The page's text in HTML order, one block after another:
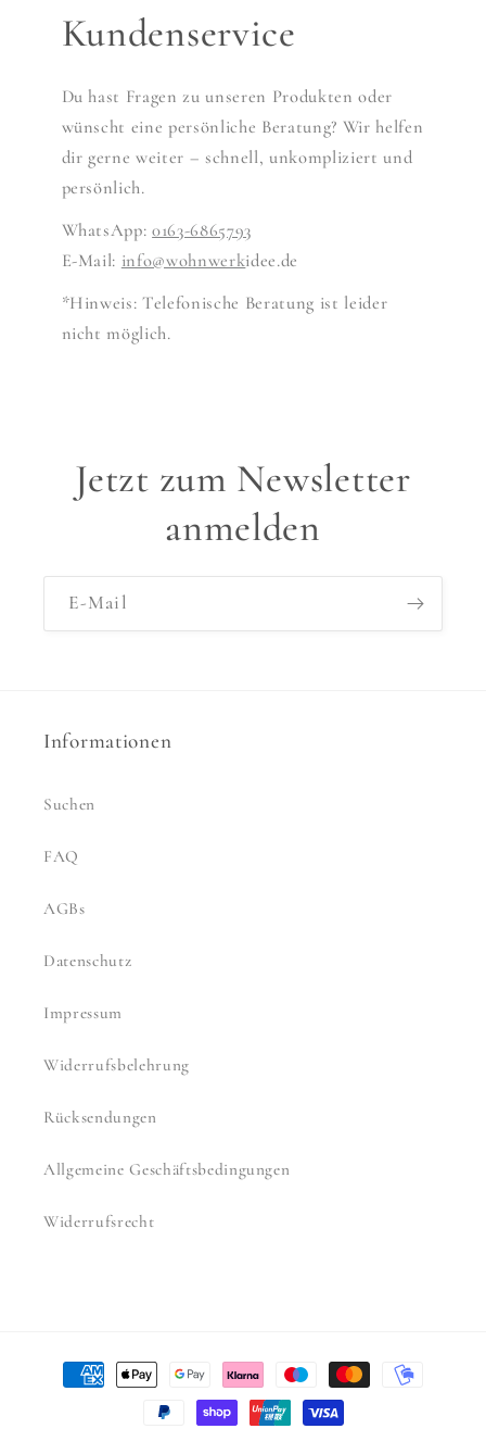
Kundenservice
Du hast Fragen zu unseren Produkten oder
wünscht eine persönliche Beratung? Wir helfen
dir gerne weiter – schnell, unkompliziert und
persönlich.
WhatsApp:0163-6865793
E-Mail: info@wohnwerkidee.de
*Hinweis: Telefonische Beratung ist leider
nicht möglich.
Jetzt zum Newsletter
anmelden
E-Mail
Informationen
Suchen
FAQ
AGBs
Datenschutz
Impressum
Widerrufsbelehrung
Rücksendungen
Allgemeine Geschäftsbedingungen
Widerrufsrecht
Zahlungsmethoden